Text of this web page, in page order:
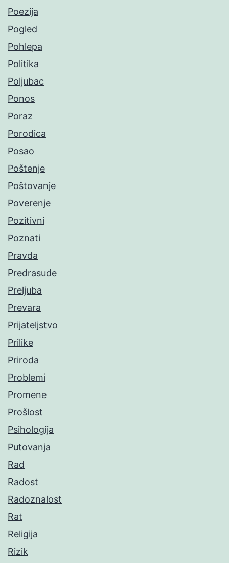
Poezija
Pogled
Pohlepa
Politika
Poljubac
Ponos
Poraz
Porodica
Posao
Poštenje
Poštovanje
Poverenje
Pozitivni
Poznati
Pravda
Predrasude
Preljuba
Prevara
Prijateljstvo
Prilike
Priroda
Problemi
Promene
Prošlost
Psihologija
Putovanja
Rad
Radost
Radoznalost
Rat
Religija
Rizik